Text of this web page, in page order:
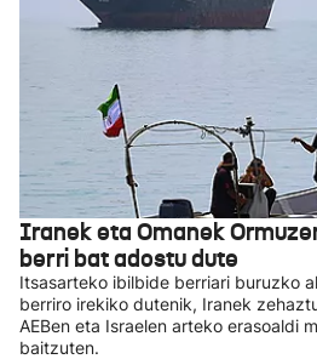
Iranek eta Omanek
berri bat adostu dute
Itsasarteko ibilbide berriari buruzko
berriro irekiko dutenik, Iranek
AEBen eta Israelen arteko erasoaldi
baitzuten.